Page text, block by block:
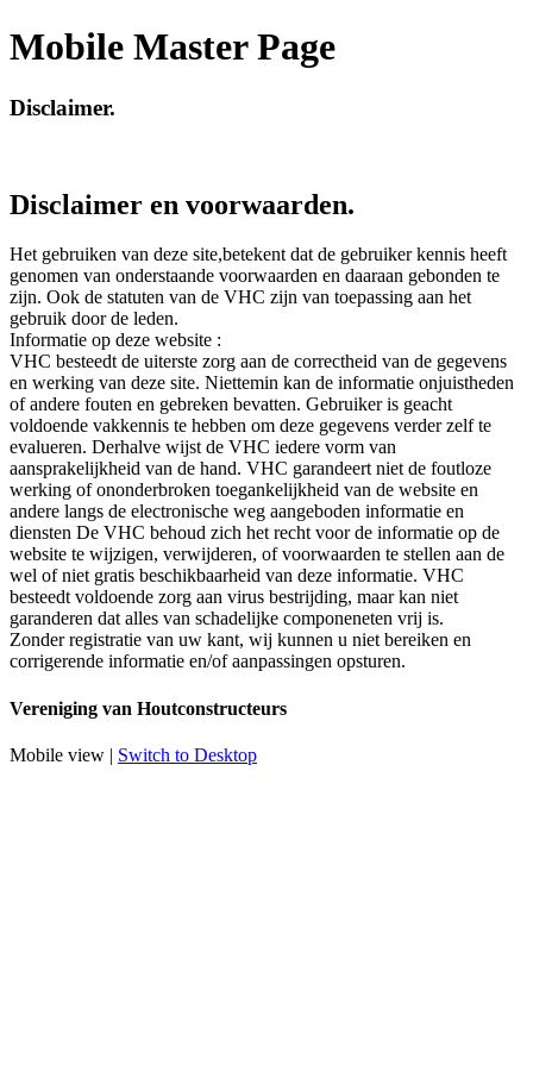
Mobile Master Page
Disclaimer.
Disclaimer en voorwaarden.
Het gebruiken van deze site,betekent dat de gebruiker kennis heeft
genomen van onderstaande voorwaarden en daaraan gebonden te
zijn. Ook de statuten van de VHC zijn van toepassing aan het
gebruik door de leden.
Informatie op deze website :
VHC besteedt de uiterste zorg aan de correctheid van de gegevens
en werking van deze site. Niettemin kan de informatie onjuistheden
of andere fouten en gebreken bevatten. Gebruiker is geacht
voldoende vakkennis te hebben om deze gegevens verder zelf te
evalueren. Derhalve wijst de VHC iedere vorm van
aansprakelijkheid van de hand. VHC garandeert niet de foutloze
werking of ononderbroken toegankelijkheid van de website en
andere langs de electronische weg aangeboden informatie en
diensten De VHC behoud zich het recht voor de informatie op de
website te wijzigen, verwijderen, of voorwaarden te stellen aan de
wel of niet gratis beschikbaarheid van deze informatie. VHC
besteedt voldoende zorg aan virus bestrijding, maar kan niet
garanderen dat alles van schadelijke componeneten vrij is.
Zonder registratie van uw kant, wij kunnen u niet bereiken en
corrigerende informatie en/of aanpassingen opsturen.
Vereniging van Houtconstructeurs
Mobile view | Switch to Desktop